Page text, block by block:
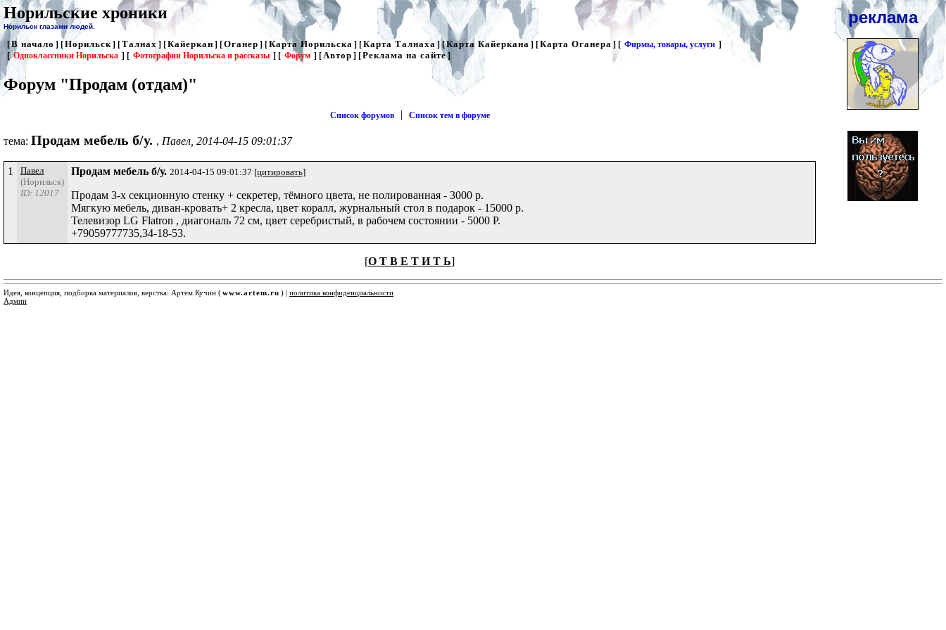
Норильские хроники
Норильск глазами людей.
[В начало ] [Норильск] [Талнах ] [Кайеркан ] [Оганер ] [Карта Норильска ] [Карта Талнаха ] [Карта Кайеркана] [Карта Оганера ] [ Фирмы, товары, услуги ]
[ Одноклассники Норильска ] [ Фотографии Норильска и рассказы ] [ Форум ] [Автор ] [Реклама на сайте]
Форум "Продам (отдам)"
Список форумов | Список тем в форуме
тема: Продам мебель б/у. , Павел, 2014-04-15 09:01:37
1
Павел
(Норильск)
ID: 12017
Продам мебель б/у. 2014-04-15 09:01:37 [цитировать]
Продам 3-х секционную стенку + секретер, тёмного цвета, не полированная - 3000 р.
Мягкую мебель, диван-кровать+ 2 кресла, цвет коралл, журнальный стол в подарок - 15000 р.
Телевизор LG Flatron , диагональ 72 см, цвет серебристый, в рабочем состоянии - 5000 Р.
+79059777735,34-18-53.
[О Т В Е Т И Т Ь]
реклама
Идея, концепция, подборка материалов, верстка: Артем Кучин (www.artem.ru ) | политика конфиденциальности
Админ